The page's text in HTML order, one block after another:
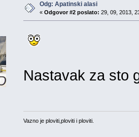
Odg: Apatinski alasi
« Odgovor #2 poslato: 29, 09, 2013,
Nastavak za sto
Vazno je ploviti,ploviti i ploviti.